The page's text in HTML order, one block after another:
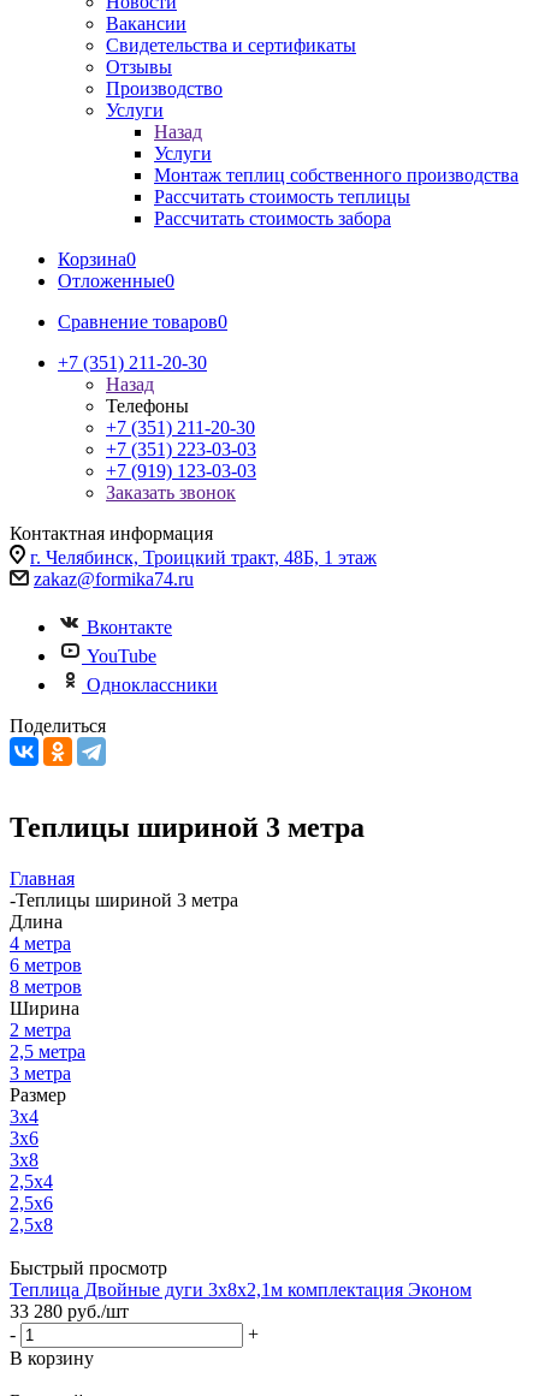
Вакансии
Свидетельства и сертификаты
Отзывы
Производство
Услуги
Назад
Услуги
Монтаж теплиц собственного производства
Рассчитать стоимость теплицы
Рассчитать стоимость забора
Корзина0
Отложенные0
Сравнение товаров0
+7 (351) 211-20-30
Назад
Телефоны
+7 (351) 211-20-30
+7 (351) 223-03-03
+7 (919) 123-03-03
Заказать звонок
Контактная информация
г. Челябинск, Троицкий тракт, 48Б, 1 этаж
zakaz@formika74.ru
Вконтакте
YouTube
Одноклассники
Поделиться
Теплицы шириной 3 метра
Главная
-Теплицы шириной 3 метра
Длина
4 метра
6 метров
8 метров
Ширина
2 метра
2,5 метра
3 метра
Размер
3x4
3x6
3x8
2,5x4
2,5x6
2,5x8
Быстрый просмотр
Теплица Двойные дуги 3х8х2,1м комплектация Эконом
33 280 руб./шт
-
+
В корзину